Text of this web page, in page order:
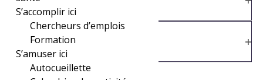
2024 vues
entrées
formulaire
entraînera
l'actualisation
les
Organisateurs
Grande vente spéciale de
livres et vêtements
10 octobre, 2024 à 11h00
S’accomplir ici
Chercheurs d’emplois
Formation
S’amuser ici
Autocueillette